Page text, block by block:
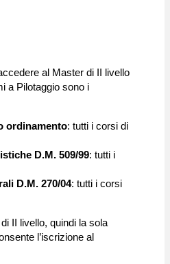
al Master di II livello
a Pilotaggio sono i
ordinamento: tutti i corsi di
D.M. 509/99: tutti i
D.M. 270/04: tutti i corsi
II livello, quindi la sola
l’iscrizione al